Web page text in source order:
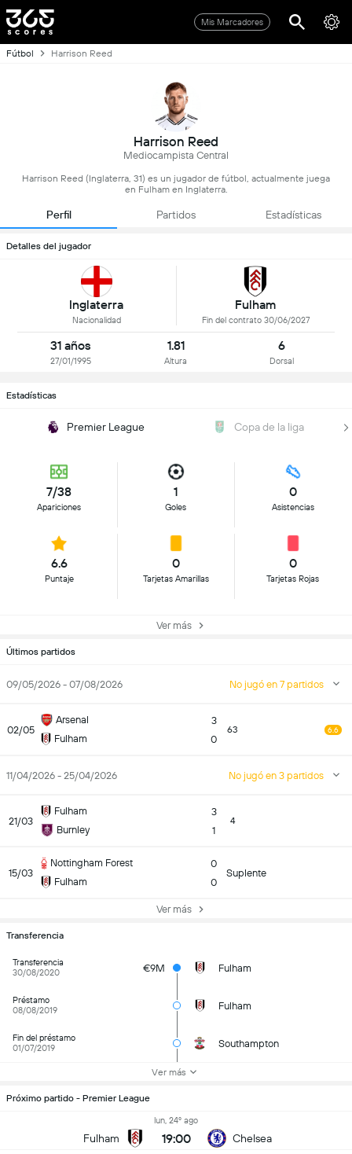
Mis Marcadores
Fútbol Harrison Reed
Harrison Reed
Mediocampista Central
Harrison Reed (Inglaterra, 31) es un jugador de fútbol, actualmente juega
en Fulham en Inglaterra.
Perfil Partidos Estadísticas
Detalles del jugador
Inglaterra
Nacionalidad
Fulham
Fin del contrato 30/06/2027
31 años
27/01/1995
1.81
Altura
6
Dorsal
Estadísticas
Premier League Copa de la liga
7/38
Apariciones
1
Goles
0
Asistencias
6.6
Puntaje
0
Tarjetas Amarillas
0
Tarjetas Rojas
Ver más
Próximo partido - Premier League
Fulham
lun, 24º ago
19:00 Chelsea
Últimos partidos
09/05/2026 - 07/08/2026 No jugó en 7 partidos
02/05
Arsenal
Fulham
3
0
63 6.6
11/04/2026 - 25/04/2026 No jugó en 3 partidos
21/03
Fulham
Burnley
3
1
4
15/03
Nottingham Forest
Fulham
0
0
Suplente
Ver más
Transferencia
Transferencia
30/08/2020
€9M Fulham
Préstamo
08/08/2019
Fulham
Fin del préstamo
01/07/2019
Southampton
Ver más